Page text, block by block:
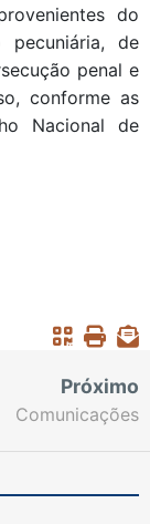
do
pecuniária, de
penal e
conforme as
Nacional de
Próximo
Comunicações
ser feitas
do Diário de